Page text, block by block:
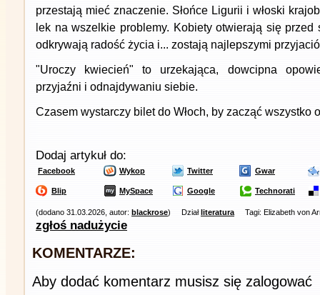
przestają mieć znaczenie. Słońce Ligurii i włoski
lek na wszelkie problemy. Kobiety otwierają się
odkrywają radość życia i... zostają najlepszymi
"Uroczy kwiecień" to urzekająca, dowcipna
przyjaźni i odnajdywaniu siebie.
Czasem wystarczy bilet do Włoch, by zacząć wszystko
Dodaj artykuł do:
Facebook Wykop Twitter Gwar
Blip MySpace Google Technorati
(dodano 31.03.2026, autor: blackrose) Działliteratura Tagi: Elizabeth von
zgłoś nadużycie
KOMENTARZE:
Aby dodać komentarz musisz się zalogować